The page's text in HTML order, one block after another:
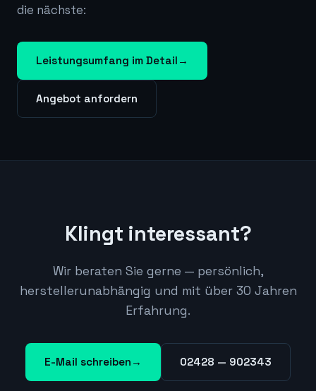
die nächste:
Leistungsumfang im Detail →
Angebot anfordern
Klingt interessant?
Wir beraten Sie gerne — persönlich,
herstellerunabhängig und mit über 30 Jahren
Erfahrung.
E-Mail schreiben → 02428 — 902343